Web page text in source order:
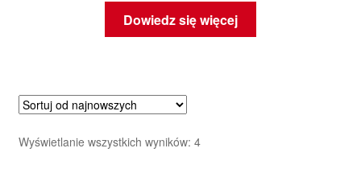
Dowiedz się więcej
Wyświetlanie wszystkich wyników: 4Posortowane